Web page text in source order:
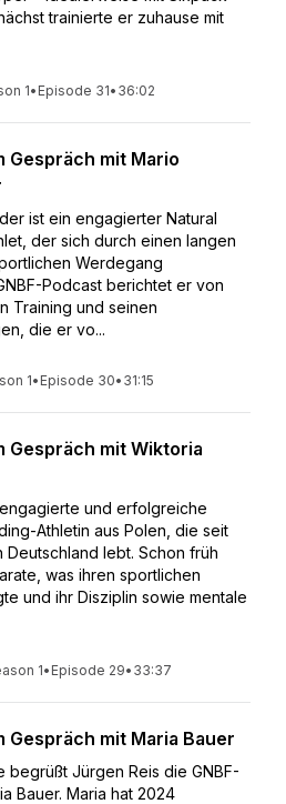
trainierte er zuhause mit
1• Episode 31• 36:02
Gespräch mit Mario
ist ein engagierter Natural
der sich durch einen langen
Werdegang
Podcast berichtet er von
Training und seinen
die er vo...
1• Episode 30• 31:15
Gespräch mit Wiktoria
und erfolgreiche
Athletin aus Polen, die seit
Deutschland lebt. Schon früh
was ihren sportlichen
und ihr Disziplin sowie mentale
1• Episode 29• 33:37
Gespräch mit Maria Bauer
begrüßt Jürgen Reis die GNBF-
Bauer. Maria hat 2024